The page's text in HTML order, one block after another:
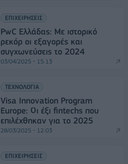
ΕΠΙΧΕΙΡΗΣΕΙΣ
PwC Ελλάδας: Με ιστορικό
ρεκόρ οι εξαγορές και
συγχωνεύσεις το 2024
03/04/2025 - 15:13
ΤΕΧΝΟΛΟΓΙΑ
Visa Innovation Program
Europe: Οι έξι fintechs που
επιλέχθηκαν για το 2025
28/03/2025 - 12:03
ΕΠΙΧΕΙΡΗΣΕΙΣ